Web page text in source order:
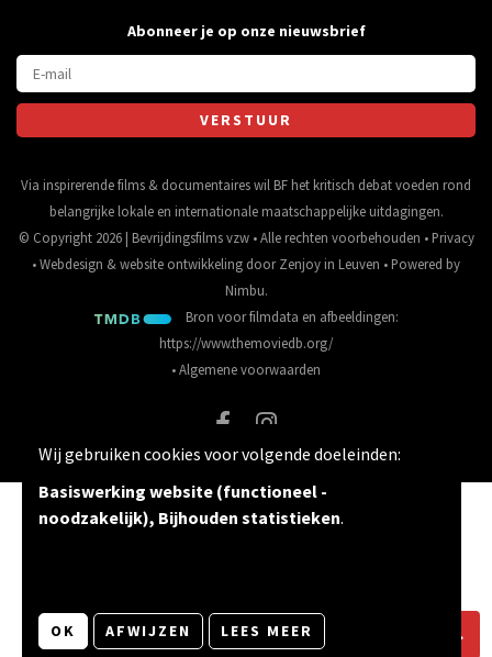
Abonneer je op onze nieuwsbrief
Via inspirerende films & documentaires wil BF het kritisch debat voeden rond
belangrijke lokale en internationale maatschappelijke uitdagingen.
© Copyright 2026 | Bevrijdingsfilms vzw • Alle rechten voorbehouden • Privacy
•Webdesign &website ontwikkeling doorZenjoy in Leuven • Powered by
Nimbu.
Bron voor filmdata en afbeeldingen:
https://www.themoviedb.org/
•Algemene voorwaarden
Wij gebruiken cookies voor volgende doeleinden:
Basiswerking website (functioneel -
noodzakelijk), Bijhouden statistieken.
OK AFWIJZEN LEES MEER